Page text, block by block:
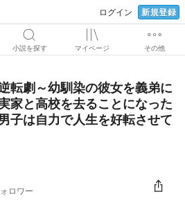
ログイン 新規登録
小説を探す マイページ その他
転劇～幼馴染の彼女を義弟に
家と高校を去ることになった
子は自力で人生を好転させて
ロワー